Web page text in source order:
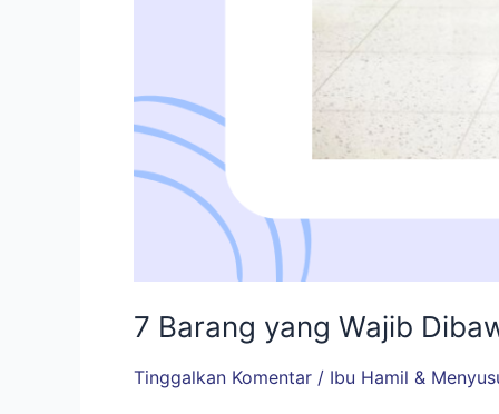
7 Barang yang Wajib
Tinggalkan Komentar / Ibu Hamil &